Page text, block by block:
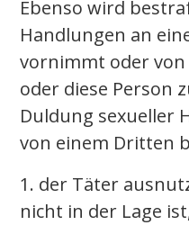
Ebenso wird
Handlungen an
vornimmt oder
oder diese Person
Duldung sexueller
von einem Dritten
1. der Täter
nicht in der Lage